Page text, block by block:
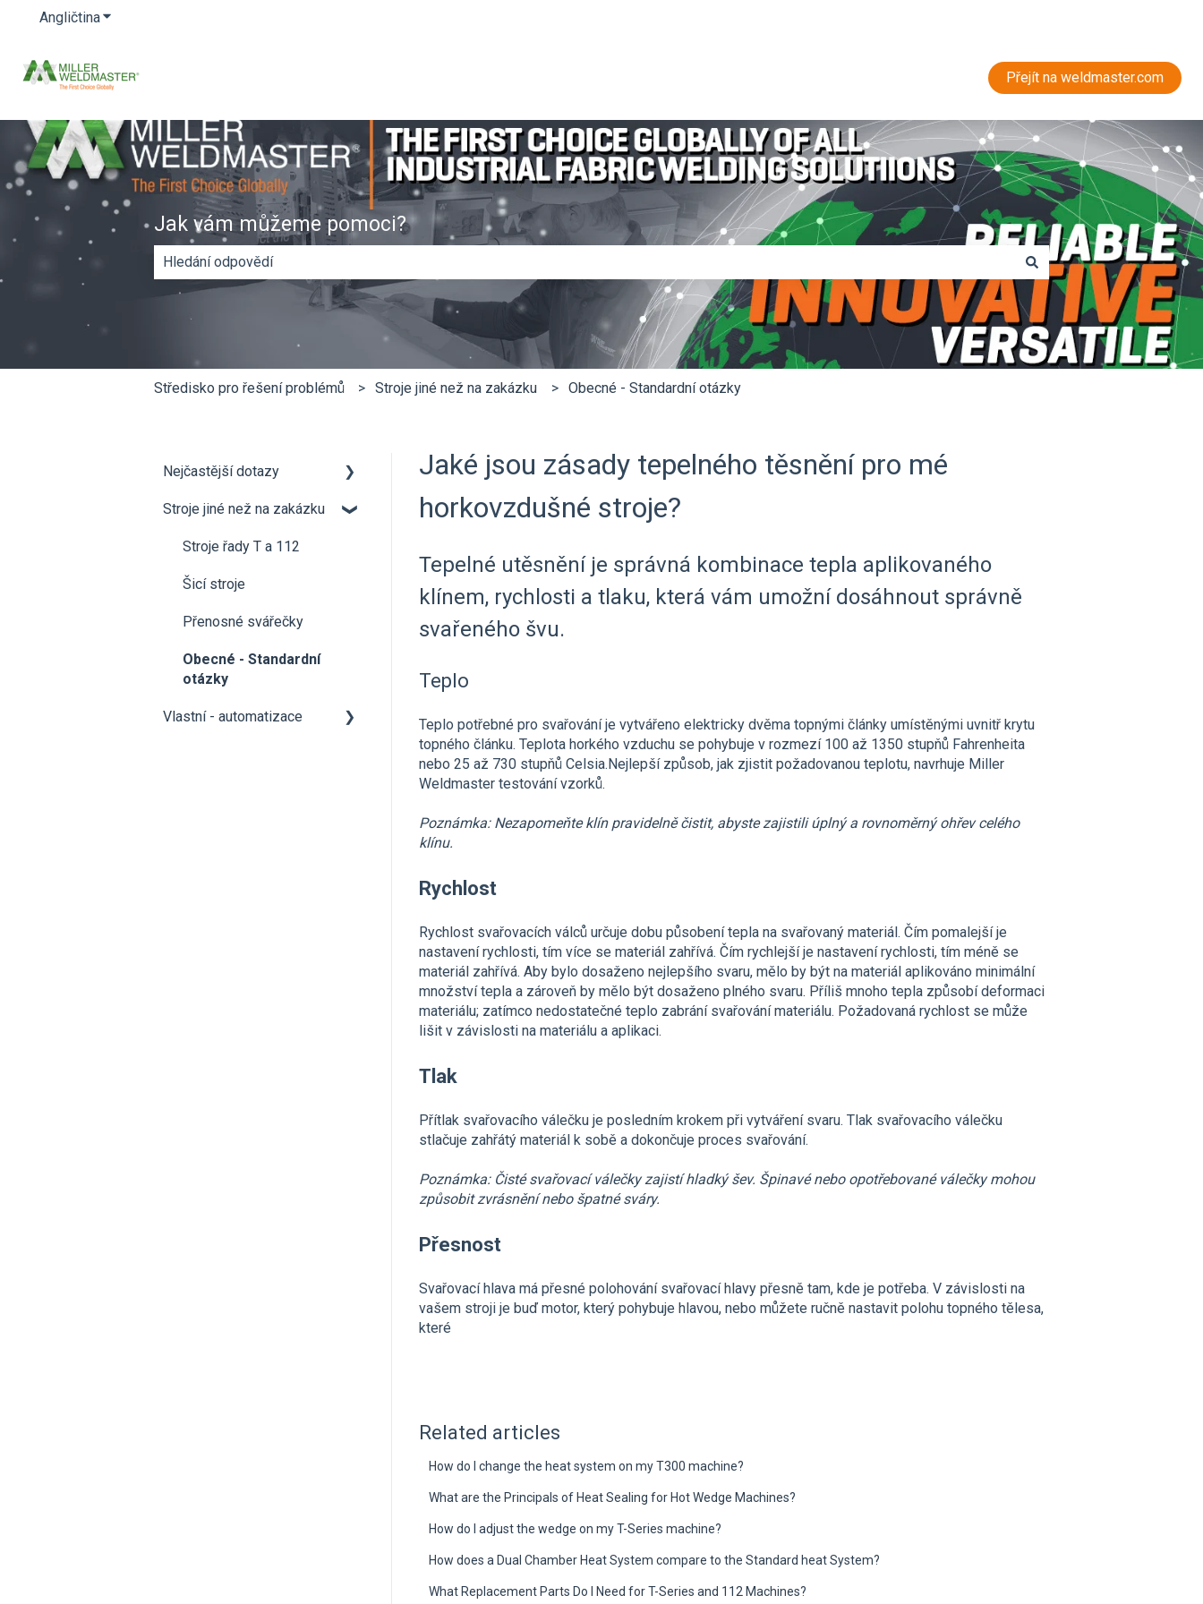
AngličtinaZobrazit podnabídku pro překlady
Přejít na weldmaster.com
Jak vám můžeme pomoci?
Nejsou k dispozici žádné návrhy, protože vyhledávací pole je prázdné.
Středisko pro řešení problémů Stroje jiné než na zakázku Obecné - Standardní otázky
Jaké jsou zásady tepelného těsnění pro mé
horkovzdušné stroje?
Tepelné utěsnění je správná kombinace tepla aplikovaného
klínem, rychlosti a tlaku, která vám umožní dosáhnout správně
svařeného švu.
Teplo
Teplo potřebné pro svařování je vytvářeno elektricky dvěma topnými články umístěnými uvnitř krytu
topného článku. Teplota horkého vzduchu se pohybuje v rozmezí 100 až 1350 stupňů Fahrenheita
nebo 25 až 730 stupňů Celsia.Nejlepší způsob, jak zjistit požadovanou teplotu, navrhuje Miller
Weldmaster testování vzorků.
Poznámka: Nezapomeňte klín pravidelně čistit, abyste zajistili úplný a rovnoměrný ohřev celého
klínu.
Rychlost
Rychlost svařovacích válců určuje dobu působení tepla na svařovaný materiál. Čím pomalejší je
nastavení rychlosti, tím více se materiál zahřívá. Čím rychlejší je nastavení rychlosti, tím méně se
materiál zahřívá. Aby bylo dosaženo nejlepšího svaru, mělo by být na materiál aplikováno minimální
množství tepla a zároveň by mělo být dosaženo plného svaru. Příliš mnoho tepla způsobí deformaci
materiálu; zatímco nedostatečné teplo zabrání svařování materiálu. Požadovaná rychlost se může
lišit v závislosti na materiálu a aplikaci.
Tlak
Přítlak svařovacího válečku je posledním krokem při vytváření svaru. Tlak svařovacího válečku
stlačuje zahřátý materiál k sobě a dokončuje proces svařování.
Poznámka: Čisté svařovací válečky zajistí hladký šev. Špinavé nebo opotřebované válečky mohou
způsobit zvrásnění nebo špatné sváry.
Přesnost
Svařovací hlava má přesné polohování svařovací hlavy přesně tam, kde je potřeba. V závislosti na
vašem stroji je buď motor, který pohybuje hlavou, nebo můžete ručně nastavit polohu topného tělesa,
které
Related articles
How do I change the heat system on my T300 machine?
What are the Principals of Heat Sealing for Hot Wedge Machines?
How do I adjust the wedge on my T-Series machine?
How does a Dual Chamber Heat System compare to the Standard heat System?
What Replacement Parts Do I Need for T-Series and 112 Machines?
Nejčastější dotazy
Otázky týkající se služeb
Otázky ke stroji
Obecné otázky
Stroje jiné než na zakázku
Stroje řady T a 112
Šicí stroje
Přenosné svářečky
Obecné - Standardní
otázky
Vlastní - automatizace